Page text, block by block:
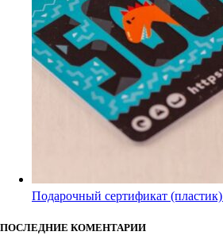
Подарочный сертификат (пластик)
ПОСЛЕДНИЕ КОМЕНТАРИИ